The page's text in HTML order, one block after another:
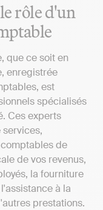
rôle d'un
que ce soit en
enregistrée
est
spécialisés
Ces experts
de
de vos revenus,
la fourniture
à la
prestations.